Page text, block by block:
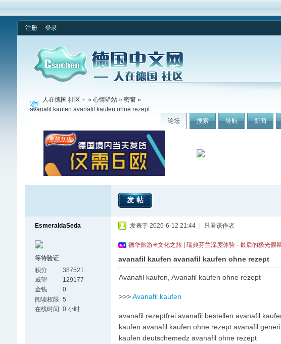
注册 登录
论坛 搜索 导航 新闻
人在德国 社区 » 心情驿站» 密窗»
avanafil kaufen avanafil kaufen ohne rezept
发帖
EsmeraldaSeda
等待验证
积分
387521
威望
129177
金钱
0
阅读权限 5
在线时间 0 小时
发表于 2026-6-12 21:44 只看该作者
德华旅游✳文化之旅 | 瑞典芬兰深度体验 · 最后的极光
avanafil kaufen avanafil kaufen ohne rezept
Avanafil kaufen, Avanafil kaufen ohne rezept
>>>Avanafil kaufen
avanafil rezeptfrei avanafil bestellen avanafil
kaufen avanafil kaufen ohne rezept avanafil
kaufen deutschemedz avanafil ohne rezept